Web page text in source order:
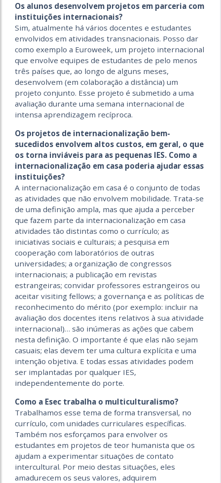
Os alunos desenvolvem projetos em parceria com
instituições internacionais?
Sim, atualmente há vários docentes e estudantes
envolvidos em atividades transnacionais. Posso dar
como exemplo a Euroweek, um projeto internacional
que envolve equipes de estudantes de pelo menos
três países que, ao longo de alguns meses,
desenvolvem (em colaboração a distância) um
projeto conjunto. Esse projeto é submetido a uma
avaliação durante uma semana internacional de
intensa aprendizagem recíproca.
Os projetos de internacionalização bem-
sucedidos envolvem altos custos, em geral, o que
os torna inviáveis para as pequenas IES. Como a
internacionalização em casa poderia ajudar essas
instituições?
A internacionalização em casa é o conjunto de todas
as atividades que não envolvem mobilidade. Trata-se
de uma definição ampla, mas que ajuda a perceber
que fazem parte da internacionalização em casa
atividades tão distintas como o currículo; as
iniciativas sociais e culturais; a pesquisa em
cooperação com laboratórios de outras
universidades; a organização de congressos
internacionais; a publicação em revistas
estrangeiras; convidar professores estrangeiros ou
aceitar visiting fellows; a governança e as políticas de
reconhecimento do mérito (por exemplo: incluir na
avaliação dos docentes itens relativos à sua atividade
internacional)… são inúmeras as ações que cabem
nesta definição. O importante é que elas não sejam
casuais; elas devem ter uma cultura explícita e uma
intenção objetiva. E todas essas atividades podem
ser implantadas por qualquer IES,
independentemente do porte.
Como a Esec trabalha o multiculturalismo?
Trabalhamos esse tema de forma transversal, no
currículo, com unidades curriculares específicas.
Também nos esforçamos para envolver os
estudantes em projetos de teor humanista que os
ajudam a experimentar situações de contato
intercultural. Por meio destas situações, eles
amadurecem os seus valores, adquirem